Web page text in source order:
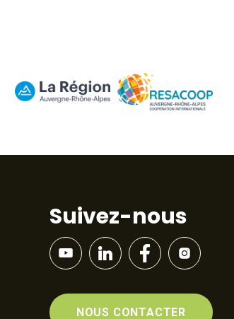
Suivez-nous
NOUS CONTACTER